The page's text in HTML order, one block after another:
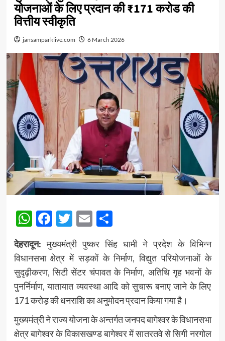
योजनाओं के लिए प्रदान की ₹171 करोड की
वित्तीय स्वीकृति
jansamparklive.com 6 March 2026
WhatsApp
Facebook
Twitter
EmailShare
देहरादून: मुख्यमंत्री पुष्कर सिंह धामी ने प्रदेश के विभिन्न
विधानसभा क्षेत्र में सड़कों के निर्माण, विद्युत परियोजनाओं के
सुदृढ़ीकरण, सिटी सेंटर चंपावत के निर्माण, अतिथि गृह भवनों के
पुनर्निर्माण, यातायात व्यवस्था आदि को सुचारू बनाए जाने के लिए
171 करोड़ की धनराशि का अनुमोदन प्रदान किया गया है।
मुख्यमंत्री ने राज्य योजना के अन्तर्गत जनपद बागेश्वर के विधानसभा
क्षेत्र बागेश्वर के विकासखण्ड बागेश्वर में सातरतवे से सिगी नरगोल